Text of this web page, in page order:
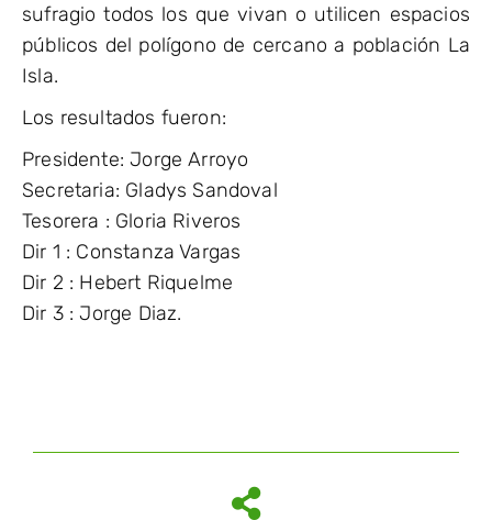
sufragio todos los que vivan o utilicen espacios
públicos del polígono de cercano a población La
Isla.
Los resultados fueron:
Presidente: Jorge Arroyo
Secretaria: Gladys Sandoval
Tesorera : Gloria Riveros
Dir 1 : Constanza Vargas
Dir 2 : Hebert Riquelme
Dir 3 : Jorge Diaz.